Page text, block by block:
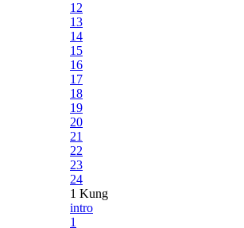
12
13
14
15
16
17
18
19
20
21
22
23
24
1 Kung
intro
1